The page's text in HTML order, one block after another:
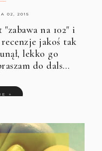
02, 2015
na 102" i
jakoś tak
lekko go
do dals…
»